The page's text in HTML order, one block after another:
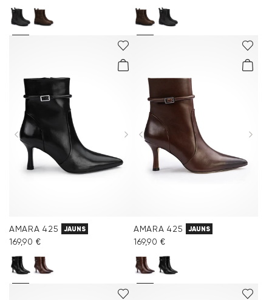
AMARA 425 JAUNS
169,90 €
AMARA 425 JAUNS
169,90 €